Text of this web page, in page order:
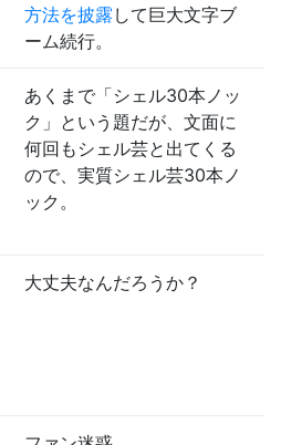
方法を披露 して巨大文字ブ
ーム続行。
あくまで「シェル30本ノッ
ク」という題だが、文面に
何回もシェル芸と出てくる
ので、実質シェル芸30本ノ
ック。
大丈夫なんだろうか？